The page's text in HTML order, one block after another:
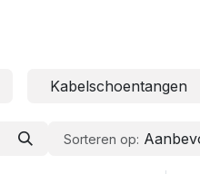
Kabelschoentangen
Sorteren op: